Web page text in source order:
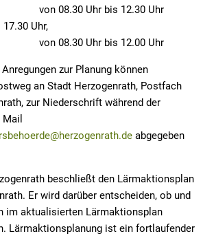
08.30 Uhr bis 12.30 Uhr
Uhr,
Uhr bis 12.00 Uhr
zur Planung können
an Stadt Herzogenrath, Postfach
zur Niederschrift während der
abgegeben
beschließt den Lärmaktionsplan
Er wird darüber entscheiden, ob und
im aktualisierten Lärmaktionsplan
Lärmaktionsplanung ist ein fortlaufender